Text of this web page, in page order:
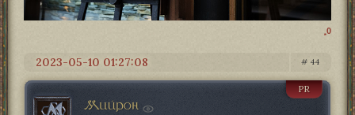
0
44
2023-05-10 01:27:08
Мийрон
PR